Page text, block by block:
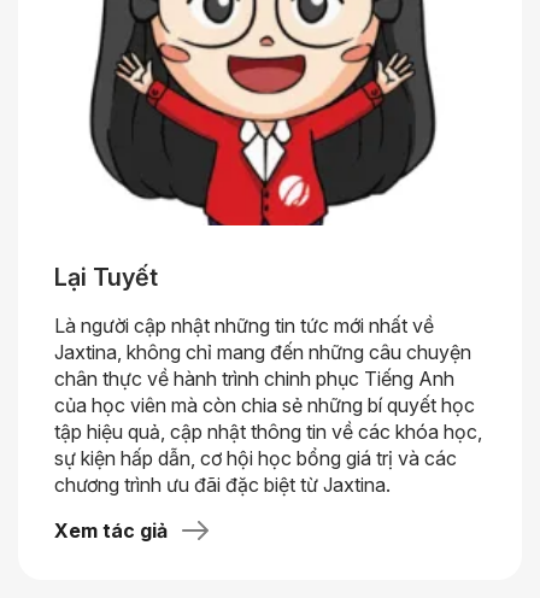
Lại Tuyết
Là người cập nhật những tin tức mới nhất về
Jaxtina, không chỉ mang đến những câu chuyện
chân thực về hành trình chinh phục Tiếng Anh
của học viên mà còn chia sẻ những bí quyết học
tập hiệu quả, cập nhật thông tin về các khóa học,
sự kiện hấp dẫn, cơ hội học bổng giá trị và các
chương trình ưu đãi đặc biệt từ Jaxtina.
Xem tác giả